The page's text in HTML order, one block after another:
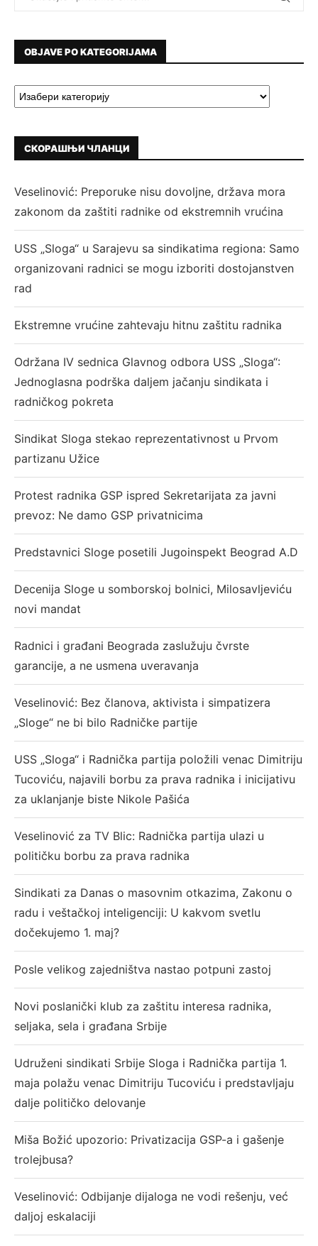
OBJAVE PO KATEGORIJAMA
СКОРАШЊИ ЧЛАНЦИ
Veselinović: Preporuke nisu dovoljne, država mora
zakonom da zaštiti radnike od ekstremnih vrućina
USS „Sloga“ u Sarajevu sa sindikatima regiona: Samo
organizovani radnici se mogu izboriti dostojanstven
rad
Ekstremne vrućine zahtevaju hitnu zaštitu radnika
Održana IV sednica Glavnog odbora USS „Sloga“:
Jednoglasna podrška daljem jačanju sindikata i
radničkog pokreta
Sindikat Sloga stekao reprezentativnost u Prvom
partizanu Užice
Protest radnika GSP ispred Sekretarijata za javni
prevoz: Ne damo GSP privatnicima
Predstavnici Sloge posetili Jugoinspekt Beograd A.D
Decenija Sloge u somborskoj bolnici, Milosavljeviću
novi mandat
Radnici i građani Beograda zaslužuju čvrste
garancije, a ne usmena uveravanja
Veselinović: Bez članova, aktivista i simpatizera
„Sloge“ ne bi bilo Radničke partije
USS „Sloga“ i Radnička partija položili venac Dimitriju
Tucoviću, najavili borbu za prava radnika i inicijativu
za uklanjanje biste Nikole Pašića
Veselinović za TV Blic: Radnička partija ulazi u
političku borbu za prava radnika
Sindikati za Danas o masovnim otkazima, Zakonu o
radu i veštačkoj inteligenciji: U kakvom svetlu
dočekujemo 1. maj?
Posle velikog zajedništva nastao potpuni zastoj
Novi poslanički klub za zaštitu interesa radnika,
seljaka, sela i građana Srbije
Udruženi sindikati Srbije Sloga i Radnička partija 1.
maja polažu venac Dimitriju Tucoviću i predstavljaju
dalje političko delovanje
Miša Božić upozorio: Privatizacija GSP-a i gašenje
trolejbusa?
Veselinović: Odbijanje dijaloga ne vodi rešenju, već
daljoj eskalaciji